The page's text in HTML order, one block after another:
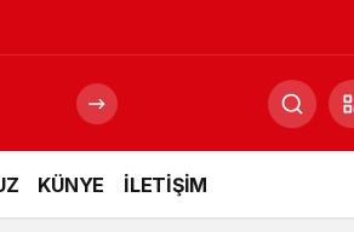
KÜNYE İLETİŞİM